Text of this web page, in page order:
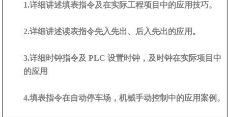
1.详细讲述填表指令及在实际工程项目中的应用技巧。
2.详细讲述读表指令先入先出、后入先出的应用。
3.详细时钟指令及 PLC 设置时钟，及时钟在实际项目中
的应用
4.填表指令在自动停车场，机械手动控制中的应用案例。